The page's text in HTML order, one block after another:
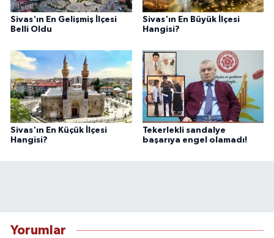
Sivas'ın En Gelişmiş İlçesi
Belli Oldu
Sivas'ın En Büyük İlçesi
Hangisi?
Sivas'ın En Küçük İlçesi
Hangisi?
Tekerlekli sandalye
başarıya engel olamadı!
Yorumlar